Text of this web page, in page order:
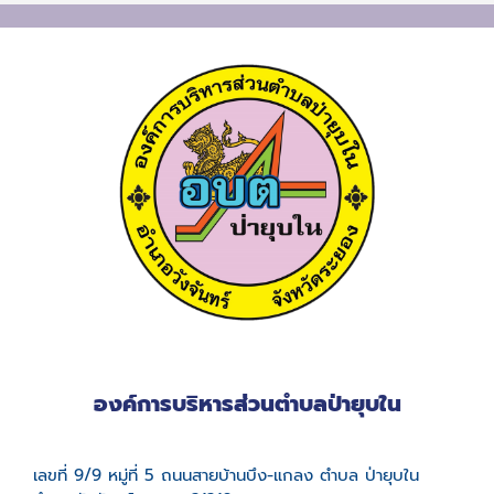
องค์การบริหารส่วนตำบลป่ายุบใน
เลขที่ 9/9 หมู่ที่ 5 ถนนสายบ้านบึง-แกลง ตำบล ป่ายุบใน